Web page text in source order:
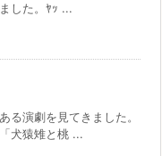
した。ﾔｯ ...
る演劇を見てきました。
犬猿雉と桃 ...